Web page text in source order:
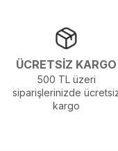
ÜCRETSİZ KARGO
500 TL üzeri
siparişlerinizde
kargo